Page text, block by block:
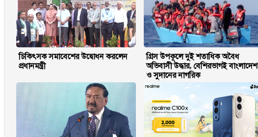
চিকিৎসক সমাবেশের উদ্বোধন করলেন
প্রধানমন্ত্রী
গ্রিস উপকূলে দুই শতাধিক অবৈধ
অভিবাসী উদ্ধার, বেশিরভাগই বাংলাদেশ
ও সুদানের নাগরিক